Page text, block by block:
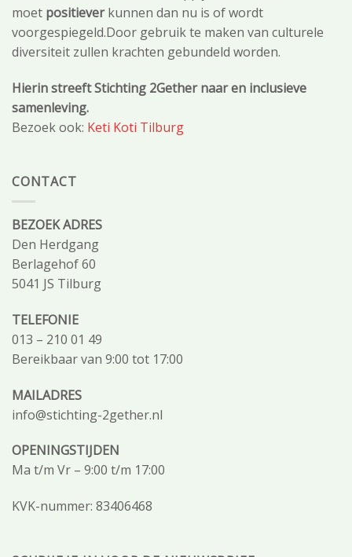
moet positieverkunnen dan nu is of wordt
voorgespiegeld.Door gebruik te maken van culturele
diversiteit zullen krachten gebundeld worden.
Hierin streeft Stichting 2Gether naar en inclusieve
samenleving.
Bezoek ook: Keti Koti Tilburg
CONTACT
BEZOEK ADRES
Den Herdgang
Berlagehof 60
5041 JS Tilburg
TELEFONIE
013 – 210 01 49
Bereikbaar van 9:00 tot 17:00
MAILADRES
info@stichting-2gether.nl
OPENINGSTIJDEN
Ma t/m Vr – 9:00 t/m 17:00
KVK-nummer: 83406468